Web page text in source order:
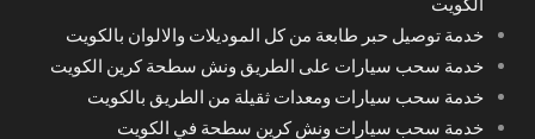
خدمة توصيل حبر طابعة من كل الموديلات والالوان بالكويت
خدمة سحب سيارات على الطريق ونش سطحة كرين الكويت
خدمة سحب سيارات ومعدات ثقيلة من الطريق بالكويت
خدمة سحب سيارات ونش كرين سطحة في الكويت